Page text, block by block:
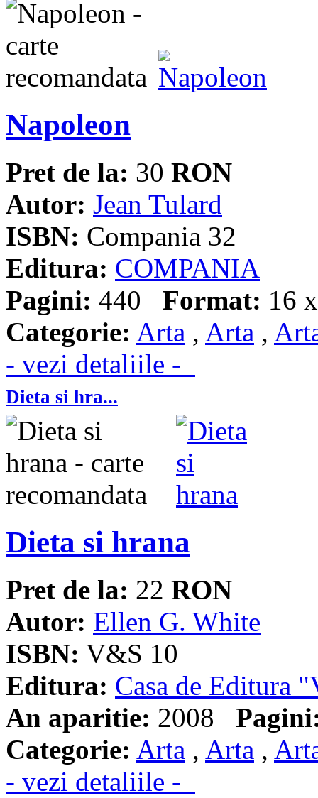
Napoleon
Pret de la: 30 RON
Autor: Jean Tulard
ISBN: Compania 32
Editura: COMPANIA
Pagini: 440 Format: 16
Categorie: Arta , Arta ,
- vezi detaliile -
Dieta si hra...
Dieta si hrana
Pret de la: 22 RON
Autor: Ellen G. White
ISBN: V&S 10
Editura: Casa de Editura
An aparitie: 2008
Categorie: Arta , Arta ,
- vezi detaliile -